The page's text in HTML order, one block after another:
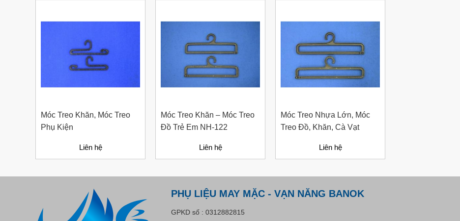
ADGER CHAKO ACE
Liên hệ
Móc Treo Khăn, Móc Treo
Phụ Kiện
Liên hệ
Móc Treo Khăn – Móc Treo
Đồ Trẻ Em NH-122
Liên hệ
Móc Treo Nhựa Lớn, Móc
Treo Đồ, Khăn, Cà Vạt
Liên hệ
PHỤ LIỆU MAY MẶC - VẠN NĂNG BANOK
GPKD số : 0312882815